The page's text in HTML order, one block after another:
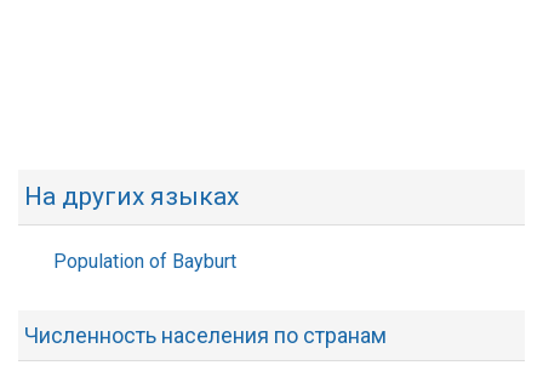
На других языках
Population of Bayburt
Численность населения по странам